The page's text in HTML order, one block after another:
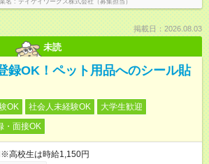
名 テイケイワークス株式会社（募集担当）
掲載日：2026.08.03
未読
録OK！ペット用品へのシール貼
OK 社会人未経験OK
大学生歓迎
・面接OK
高校生は時給1,150円